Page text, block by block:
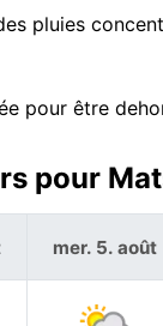
pluies
pour être
pour
mer. 5. août